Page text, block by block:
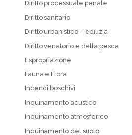
Diritto processuale penale
Diritto sanitario
Diritto urbanistico – edilizia
Diritto venatorio e della pesca
Espropriazione
Fauna e Flora
Incendi boschivi
Inquinamento acustico
Inquinamento atmosferico
Inquinamento del suolo